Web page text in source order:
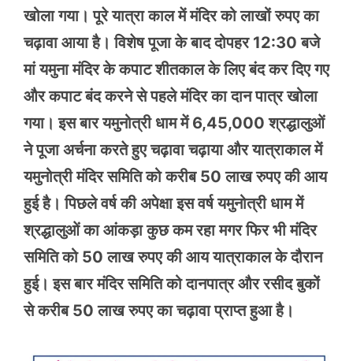
खोला गया। पूरे यात्रा काल में मंदिर को लाखों रुपए का
चढ़ावा आया है। विशेष पूजा के बाद दोपहर 12:30 बजे
मां यमुना मंदिर के कपाट शीतकाल के लिए बंद कर दिए गए
और कपाट बंद करने से पहले मंदिर का दान पात्र खोला
गया। इस बार यमुनोत्री धाम में 6,45,000 श्रद्धालुओं
ने पूजा अर्चना करते हुए चढ़ावा चढ़ाया और यात्राकाल में
यमुनोत्री मंदिर समिति को करीब 50 लाख रुपए की आय
हुई है। पिछले वर्ष की अपेक्षा इस वर्ष यमुनोत्री धाम में
श्रद्धालुओं का आंकड़ा कुछ कम रहा मगर फिर भी मंदिर
समिति को 50 लाख रुपए की आय यात्राकाल के दौरान
हुई। इस बार मंदिर समिति को दानपात्र और रसीद बुकों
से करीब 50 लाख रुपए का चढ़ावा प्राप्त हुआ है।